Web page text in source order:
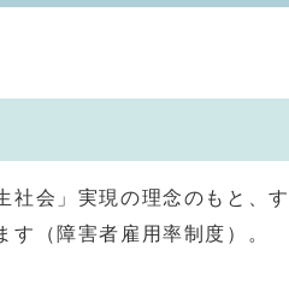
社会」実現の理念のもと、す
（障害者雇用率制度）。